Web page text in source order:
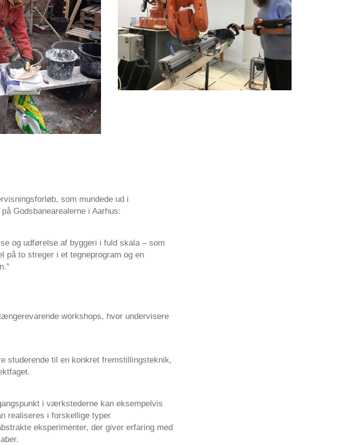
som mundede ud i
Godsbanearealerne i Aarhus:
og udførelse af byggeri i fuld skala – som
på to streger i et tegneprogram og en
workshops, hvor undervisere
studerende til en konkret fremstillingsteknik,
i værkstederne kan eksempelvis
realiseres i forskellige typer
eksperimenter, der giver erfaring med